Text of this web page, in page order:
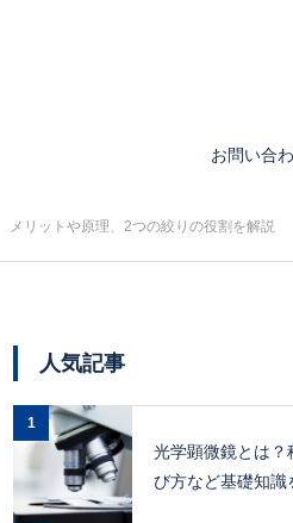
お問い合
リットや原理、2つの絞りの役割を解説
人気記事
1
光学顕微鏡とは？
び方など基礎知識